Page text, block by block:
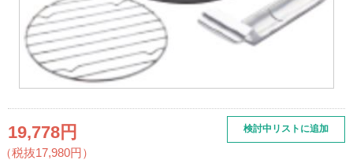
19,778円
（税抜17,980円）
検討中リストに追加